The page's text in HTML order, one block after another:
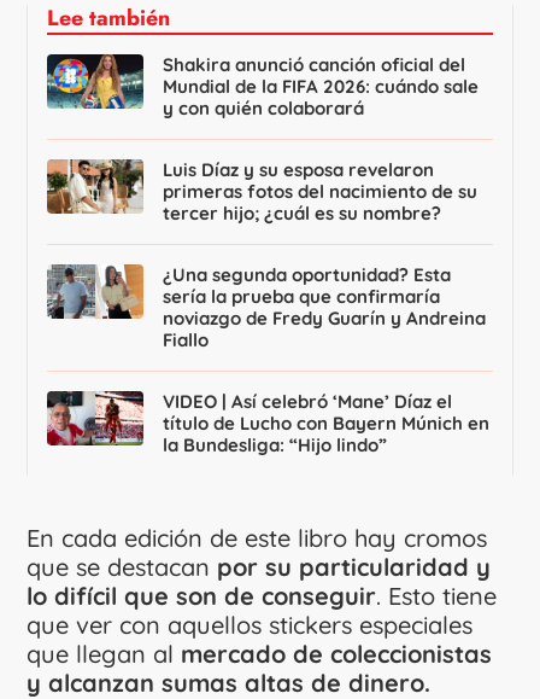
Lee también
Shakira anunció canción oficial del
Mundial de la FIFA 2026: cuándo sale
y con quién colaborará
Luis Díaz y su esposa revelaron
primeras fotos del nacimiento de su
tercer hijo; ¿cuál es su nombre?
¿Una segunda oportunidad? Esta
sería la prueba que confirmaría
noviazgo de Fredy Guarín y Andreina
Fiallo
VIDEO | Así celebró ‘Mane’ Díaz el
título de Lucho con Bayern Múnich en
la Bundesliga: “Hijo lindo”
En cada edición de este libro hay cromos
que se destacan por su particularidad y
lo difícil que son de conseguir. Esto tiene
que ver con aquellos stickers especiales
que llegan al mercado de coleccionistas
y alcanzan sumas altas de dinero.